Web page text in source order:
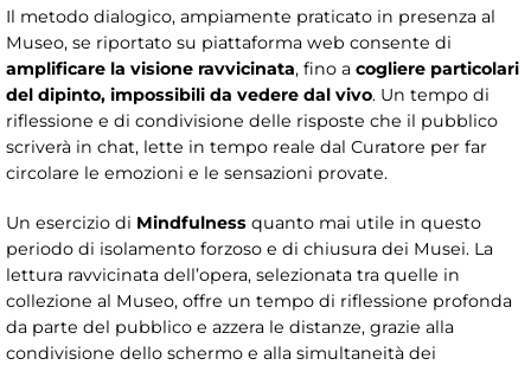
Il metodo dialogico, ampiamente praticato in presenza al
Museo, se riportato su piattaforma web consente di
amplificare la visione ravvicinata, fino a cogliere particolari
del dipinto, impossibili da vedere dal vivo. Un tempo di
riflessione e di condivisione delle risposte che il pubblico
scriverà in chat, lette in tempo reale dal Curatore per far
circolare le emozioni e le sensazioni provate.
Un esercizio di Mindfulness quanto mai utile in questo
periodo di isolamento forzoso e di chiusura dei Musei. La
lettura ravvicinata dell’opera, selezionata tra quelle in
collezione al Museo, offre un tempo di riflessione profonda
da parte del pubblico e azzera le distanze, grazie alla
condivisione dello schermo e alla simultaneità dei